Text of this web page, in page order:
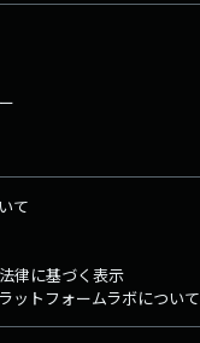
て
律に基づく表示
ットフォームラボについて